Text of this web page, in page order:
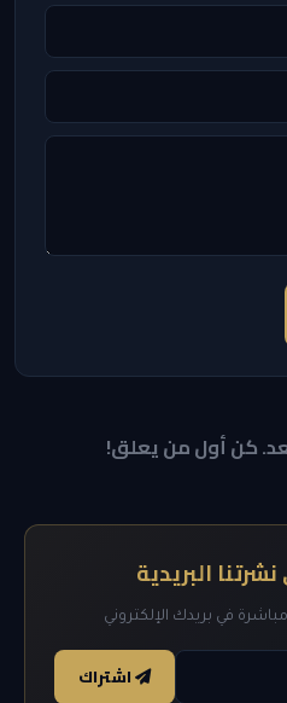
كن أول من يعلق!
البريدية
في بريدك الإلكتروني
اشتراك